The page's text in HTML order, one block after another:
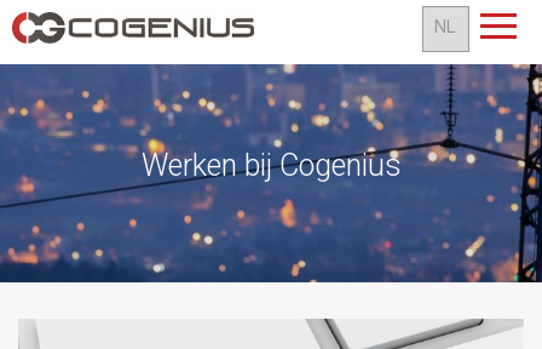
Werken bij Cogenius